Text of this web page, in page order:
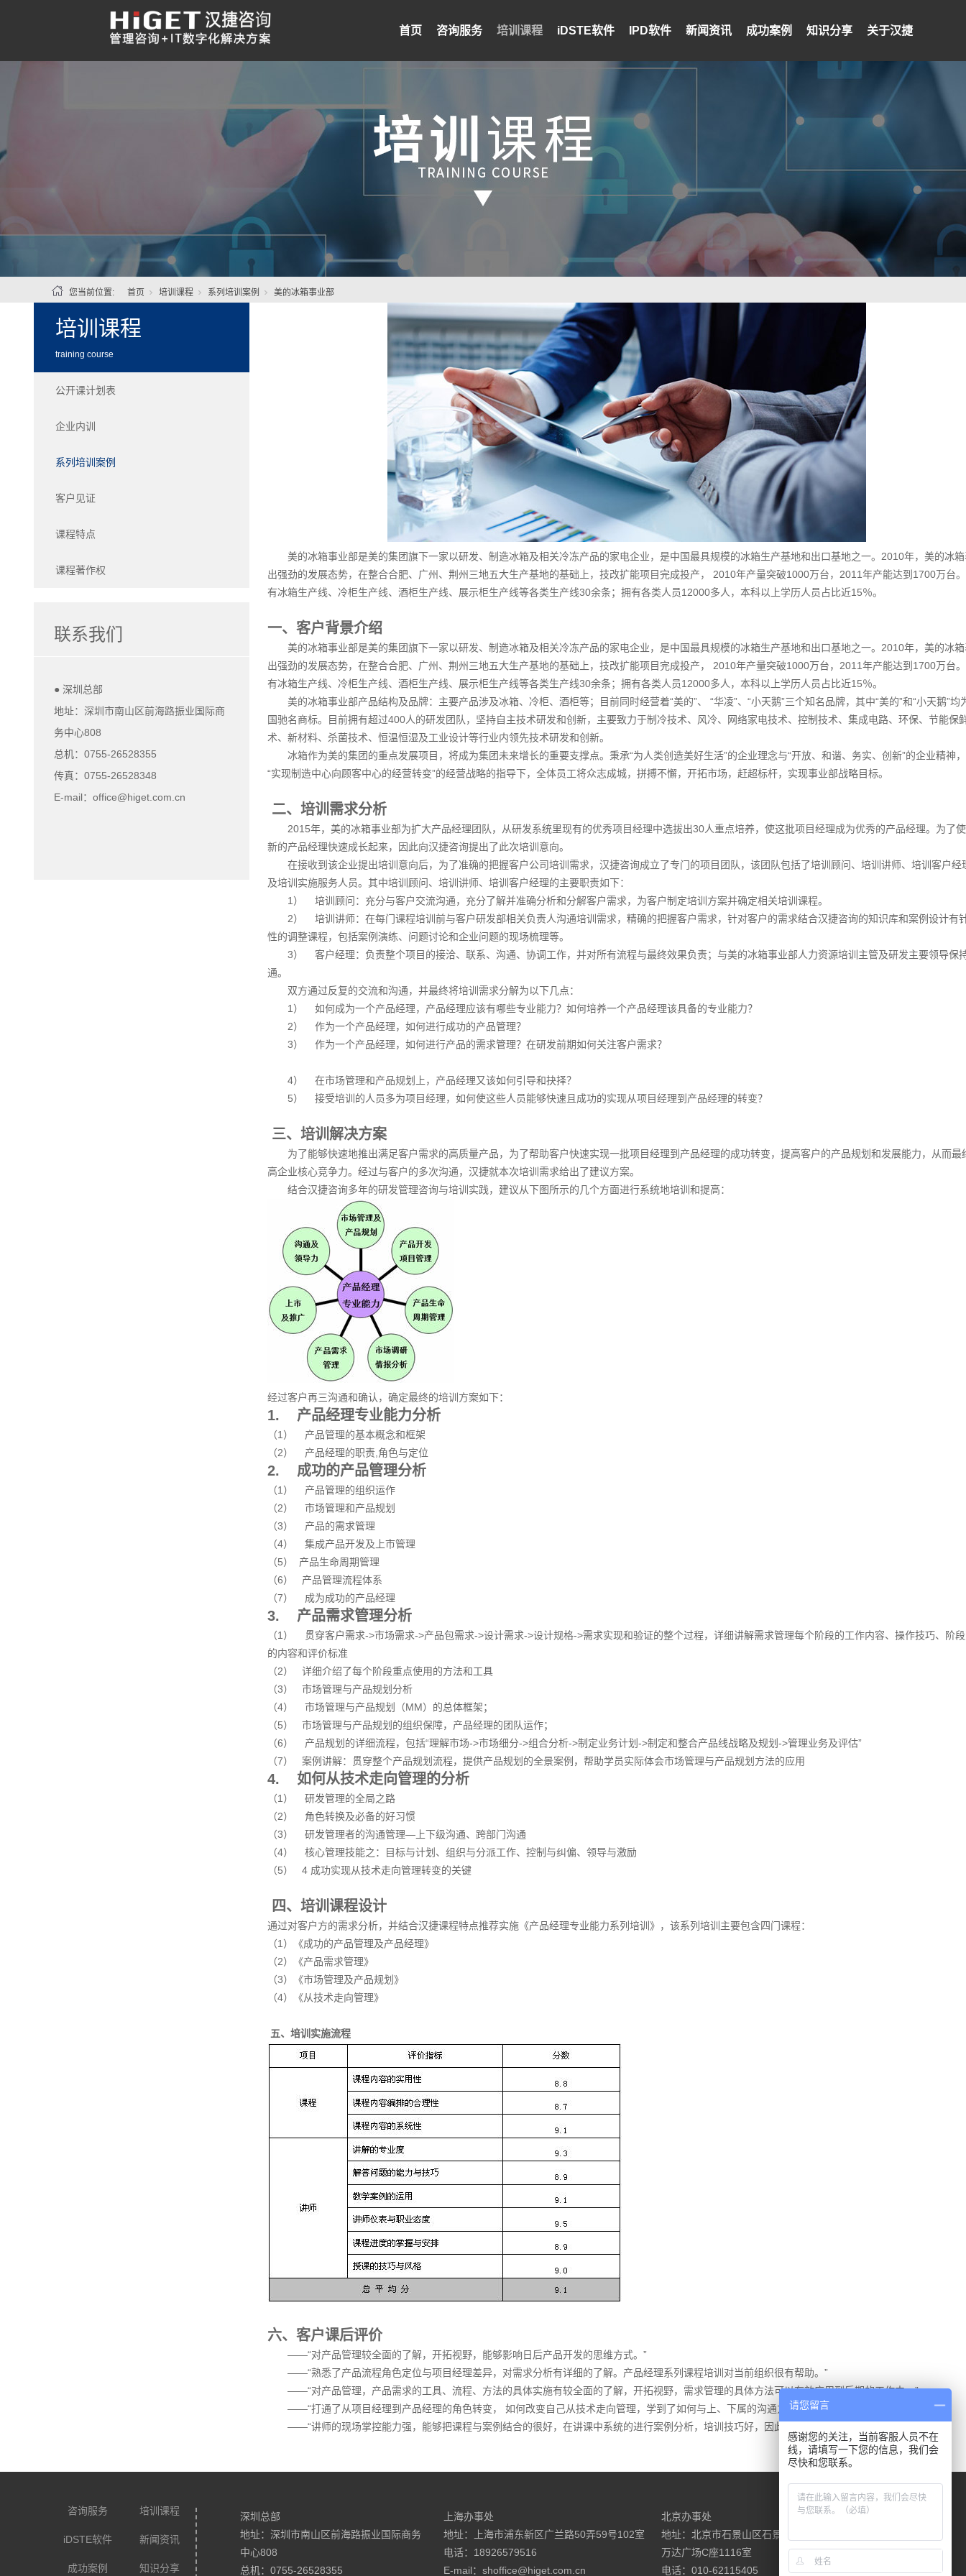
首页 咨询服务 培训课程 iDSTE软件 IPD软件 新闻资讯 成功案例 知识分享 关于汉捷
您当前位置: 首页 培训课程 系列培训案例 美的冰箱事业部
培训课程
training course
公开课计划表
企业内训
系列培训案例
客户见证
课程特点
课程著作权
联系我们
● 深圳总部
地址：深圳市南山区前海路振业国际商
务中心808
总机：0755-26528355
传真：0755-26528348
E-mail：office@higet.com.cn
美的冰箱事业部是美的集团旗下一家以研发、制造冰箱及相关冷冻产品的家电企业，是中国最具规模的冰箱生产基地和出口基地之一。2010年，美的冰
出强劲的发展态势，在整合合肥、广州、荆州三地五大生产基地的基础上，技改扩能项目完成投产， 2010年产量突破1000万台，2011年产能达到1700万台
有冰箱生产线、冷柜生产线、酒柜生产线、展示柜生产线等各类生产线30余条；拥有各类人员12000多人，本科以上学历人员占比近15％。
一、客户背景介绍
美的冰箱事业部是美的集团旗下一家以研发、制造冰箱及相关冷冻产品的家电企业，是中国最具规模的冰箱生产基地和出口基地之一。2010年，美的冰
出强劲的发展态势，在整合合肥、广州、荆州三地五大生产基地的基础上，技改扩能项目完成投产， 2010年产量突破1000万台，2011年产能达到1700万台
有冰箱生产线、冷柜生产线、酒柜生产线、展示柜生产线等各类生产线30余条；拥有各类人员12000多人，本科以上学历人员占比近15％。
美的冰箱事业部产品结构及品牌：主要产品涉及冰箱、冷柜、酒柜等；目前同时经营着“美的”、 “华凌”、“小天鹅”三个知名品牌，其中“美的”和“小天鹅”均
国驰名商标。目前拥有超过400人的研发团队，坚持自主技术研发和创新，主要致力于制冷技术、风冷、网络家电技术、控制技术、集成电路、环保、节能保
术、新材料、杀菌技术、恒温恒湿及工业设计等行业内领先技术研发和创新。
冰箱作为美的集团的重点发展项目，将成为集团未来增长的重要支撑点。秉承“为人类创造美好生活”的企业理念与“开放、和谐、务实、创新”的企业精神
“实现制造中心向顾客中心的经营转变”的经营战略的指导下，全体员工将众志成城，拼搏不懈，开拓市场，赶超标杆，实现事业部战略目标。
二、培训需求分析
2015年，美的冰箱事业部为扩大产品经理团队，从研发系统里现有的优秀项目经理中选拔出30人重点培养，使这批项目经理成为优秀的产品经理。为了
新的产品经理快速成长起来，因此向汉捷咨询提出了此次培训意向。
在接收到该企业提出培训意向后，为了准确的把握客户公司培训需求，汉捷咨询成立了专门的项目团队，该团队包括了培训顾问、培训讲师、培训客户经
及培训实施服务人员。其中培训顾问、培训讲师、培训客户经理的主要职责如下：
1） 培训顾问：充分与客户交流沟通，充分了解并准确分析和分解客户需求，为客户制定培训方案并确定相关培训课程。
2） 培训讲师：在每门课程培训前与客户研发部相关负责人沟通培训需求，精确的把握客户需求，针对客户的需求结合汉捷咨询的知识库和案例设计有
性的调整课程，包括案例演练、问题讨论和企业问题的现场梳理等。
3） 客户经理：负责整个项目的接洽、联系、沟通、协调工作，并对所有流程与最终效果负责；与美的冰箱事业部人力资源培训主管及研发主要领导保
通。
双方通过反复的交流和沟通，并最终将培训需求分解为以下几点：
1） 如何成为一个产品经理，产品经理应该有哪些专业能力？如何培养一个产品经理该具备的专业能力？
2） 作为一个产品经理，如何进行成功的产品管理？
3） 作为一个产品经理，如何进行产品的需求管理？在研发前期如何关注客户需求？
4） 在市场管理和产品规划上，产品经理又该如何引导和抉择？
5） 接受培训的人员多为项目经理，如何使这些人员能够快速且成功的实现从项目经理到产品经理的转变？
三、培训解决方案
为了能够快速地推出满足客户需求的高质量产品，为了帮助客户快速实现一批项目经理到产品经理的成功转变，提高客户的产品规划和发展能力，从而最
高企业核心竞争力。经过与客户的多次沟通，汉捷就本次培训需求给出了建议方案。
结合汉捷咨询多年的研发管理咨询与培训实践，建议从下图所示的几个方面进行系统地培训和提高：
经过客户再三沟通和确认，确定最终的培训方案如下：
1. 产品经理专业能力分析
（1） 产品管理的基本概念和框架
（2） 产品经理的职责,角色与定位
2. 成功的产品管理分析
（1） 产品管理的组织运作
（2） 市场管理和产品规划
（3） 产品的需求管理
（4） 集成产品开发及上市管理
（5） 产品生命周期管理
（6） 产品管理流程体系
（7） 成为成功的产品经理
3. 产品需求管理分析
（1） 贯穿客户需求->市场需求->产品包需求->设计需求->设计规格->需求实现和验证的整个过程，详细讲解需求管理每个阶段的工作内容、操作技巧、阶
的内容和评价标准
（2） 详细介绍了每个阶段重点使用的方法和工具
（3） 市场管理与产品规划分析
（4） 市场管理与产品规划（MM）的总体框架；
（5） 市场管理与产品规划的组织保障，产品经理的团队运作；
（6） 产品规划的详细流程，包括“理解市场->市场细分->组合分析->制定业务计划->制定和整合产品线战略及规划->管理业务及评估”
（7） 案例讲解：贯穿整个产品规划流程，提供产品规划的全景案例，帮助学员实际体会市场管理与产品规划方法的应用
4. 如何从技术走向管理的分析
（1） 研发管理的全局之路
（2） 角色转换及必备的好习惯
（3） 研发管理者的沟通管理—上下级沟通、跨部门沟通
（4） 核心管理技能之：目标与计划、组织与分派工作、控制与纠偏、领导与激励
（5） 4 成功实现从技术走向管理转变的关键
四、培训课程设计
通过对客户方的需求分析，并结合汉捷课程特点推荐实施《产品经理专业能力系列培训》，该系列培训主要包含四门课程：
（1）《成功的产品管理及产品经理》
（2）《产品需求管理》
（3）《市场管理及产品规划》
（4）《从技术走向管理》
五、培训实施流程
六、客户课后评价
——“对产品管理较全面的了解，开拓视野，能够影响日后产品开发的思维方式。”
——“熟悉了产品流程角色定位与项目经理差异，对需求分析有详细的了解。产品经理系列课程培训对当前组织很有帮助。”
——“对产品管理，产品需求的工具、流程、方法的具体实施有较全面的了解，开拓视野，需求管理的具体方法可以有效应用到后期的工作中。”
——“打通了从项目经理到产品经理的角色转变， 如何改变自己从技术走向管理，学到了如何与上、下属的沟通方法以及项目经理如何实现目标。”
——“讲师的现场掌控能力强，能够把课程与案例结合的很好，在讲课中系统的进行案例分析，培训技巧好，因此效果佳。”
咨询服务 培训课程
iDSTE软件 新闻资讯
成功案例 知识分享
北京办事处
地址：北京市石景山区石景山路18号
万达广场C座1116室
电话：010-62115405
深圳总部
地址：深圳市南山区前海路振业国际商务
中心808
总机：0755-26528355
上海办事处
地址：上海市浦东新区广兰路50弄59号102室
电话：18926579516
E-mail：shoffice@higet.com.cn
请联系我们
请您留言
感谢您的关注，当前客服人员不在
线，请填写一下您的信息，我们会
尽快和您联系。